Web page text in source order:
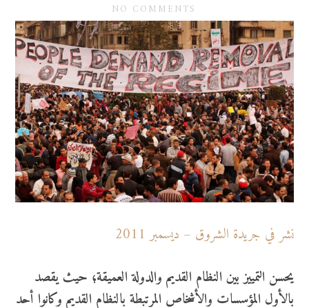
NO COMMENTS
نشر في جريدة الشروق – ديسمبر 2011
يحسن التمييز بين النظام القديم والدولة العميقة؛ حيث يقصد
بالأول المؤسسات والأشخاص المرتبطة بالنظام القديم وكانوا أحد